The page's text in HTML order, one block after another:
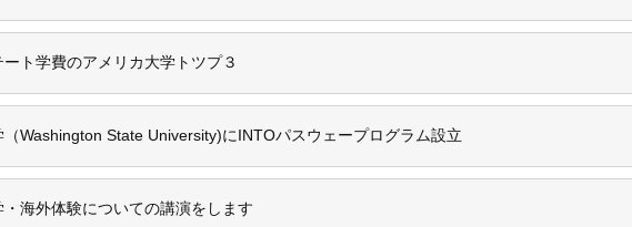
ト学費のアメリカ大学トツプ３
Washington State University)にINTOパスウェープログラム設立
海外体験についての講演をします